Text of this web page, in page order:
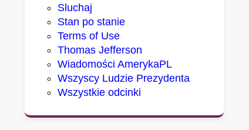
Sluchaj
Stan po stanie
Terms of Use
Thomas Jefferson
Wiadomości AmerykaPL
Wszyscy Ludzie Prezydenta
Wszystkie odcinki